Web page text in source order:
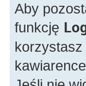
Aby
funkcję